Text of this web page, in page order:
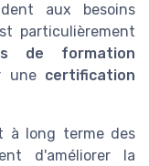
aux besoins
particulièrement
de formation
une certification
à long terme des
d'améliorer la